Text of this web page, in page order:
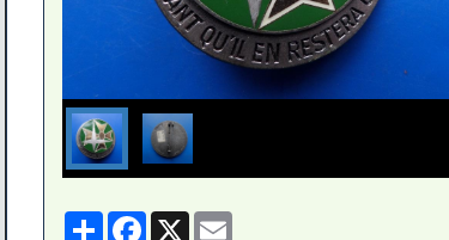
PartagerFacebook
X Email